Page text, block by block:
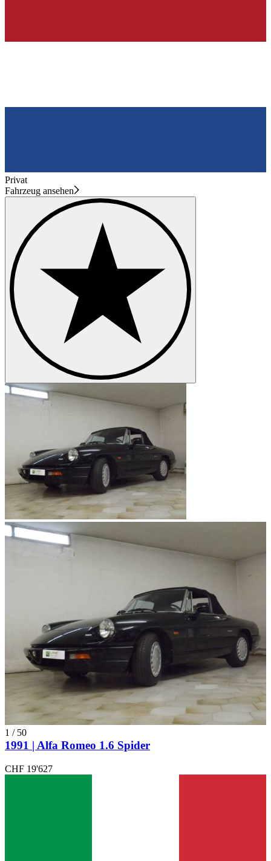
Privat
Fahrzeug ansehen
1 / 50
1991 | Alfa Romeo 1.6 Spider
CHF 19'627